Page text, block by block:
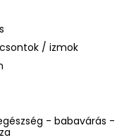
/ izmok
- babavárás -